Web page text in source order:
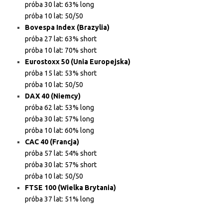
próba 30 lat: 63% long
próba 10 lat: 50/50
Bovespa Index (Brazylia)
próba 27 lat: 63% short
próba 10 lat: 70% short
Eurostoxx 50 (Unia Europejska)
próba 15 lat: 53% short
próba 10 lat: 50/50
DAX 40 (Niemcy)
próba 62 lat: 53% long
próba 30 lat: 57% long
próba 10 lat: 60% long
CAC 40 (Francja)
próba 57 lat: 54% short
próba 30 lat: 57% short
próba 10 lat: 50/50
FTSE 100 (Wielka Brytania)
próba 37 lat: 51% long